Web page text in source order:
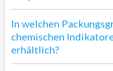
In welchen
chemischen
erhältlich?